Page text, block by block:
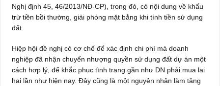
Nghị định 45, 46/2013/NĐ-CP), trong đó, có nội dung về khấu
trừ tiền bồi thường, giải phóng mặt bằng khi tính tiền sử dụng
đất.
Hiệp hội đề nghị có cơ chế để xác định chi phí mà doanh
nghiệp đã nhận chuyển nhượng quyền sử dụng đất dự án một
cách hợp lý, để khắc phục tình trạng gần như DN phải mua lại
hai lần như hiện nay. Đây cũng là một nguyên nhân làm tăng